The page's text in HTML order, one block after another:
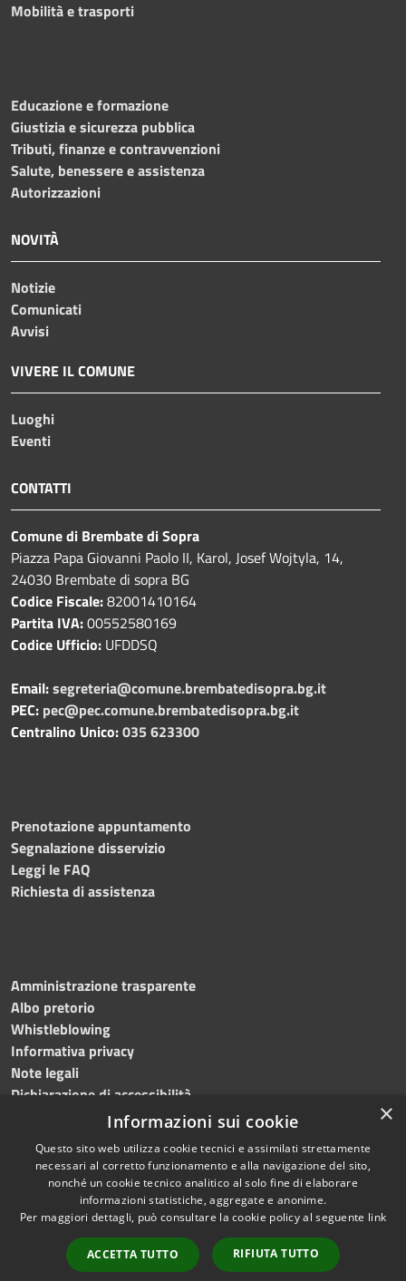
Mobilità e trasporti
Educazione e formazione
Giustizia e sicurezza pubblica
Tributi, finanze e contravvenzioni
Salute, benessere e assistenza
Autorizzazioni
NOVITÀ
Notizie
Comunicati
Avvisi
VIVERE IL COMUNE
Luoghi
Eventi
CONTATTI
Comune di Brembate di Sopra
Piazza Papa Giovanni Paolo II, Karol, Josef Wojtyla, 14,
24030 Brembate di sopra BG
Codice Fiscale:82001410164
Partita IVA:00552580169
Codice Ufficio: UFDDSQ
Email:segreteria@comune.brembatedisopra.bg.it
PEC: pec@pec.comune.brembatedisopra.bg.it
Centralino Unico:035 623300
Prenotazione appuntamento
Segnalazione disservizio
Leggi le FAQ
Richiesta di assistenza
Amministrazione trasparente
Albo pretorio
Whistleblowing
Informativa privacy
Note legali
Dichiarazione di accessibilità
Accessibilità
Privacy
Mappa del sito
Copyright © 2024Comune
di Brembate di Sopra
Powered by
Municipium •Accesso
redazione
×
Informazioni sui cookie
Questo sito web utilizza cookie tecnici e assimilati strettamente
necessari al corretto funzionamento e alla navigazione del sito,
nonché un cookie tecnico analitico al solo fine di elaborare
informazioni statistiche, aggregate e anonime.
Per maggiori dettagli, può consultare la cookie policy al seguente link
ACCETTA TUTTO RIFIUTA TUTTO